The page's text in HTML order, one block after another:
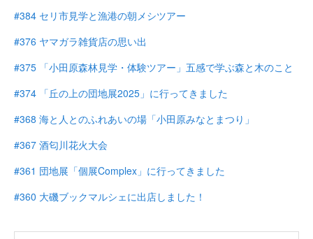
#384 セリ市見学と漁港の朝メシツアー
#376 ヤマガラ雑貨店の思い出
#375 「小田原森林見学・体験ツアー」五感で学ぶ森と木のこと
#374 「丘の上の団地展2025」に行ってきました
#368 海と人とのふれあいの場「小田原みなとまつり」
#367 酒匂川花火大会
#361 団地展「個展Complex」に行ってきました
#360 大磯ブックマルシェに出店しました！